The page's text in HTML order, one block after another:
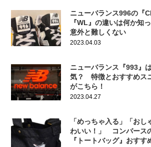
ニューバランス996の『
『WL』の違いは何か知
意外と難しくない
2023.04.03
ニューバランス『993』
気？ 特徴とおすすめス
がこちら！
2023.04.27
「めっちゃ入る」「おし
わいい！」 コンバース
『トートバッグ』おすす